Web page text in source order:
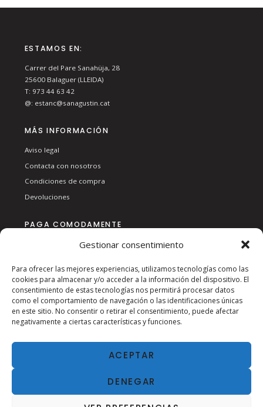
Gestionar consentimiento
Para ofrecer las mejores experiencias, utilizamos tecnologías como las
cookies para almacenar y/o acceder a la información del dispositivo. El
consentimiento de estas tecnologías nos permitirá procesar datos
como el comportamiento de navegación o las identificaciones únicas
en este sitio. No consentir o retirar el consentimiento, puede afectar
negativamente a ciertas características y funciones.
ACEPTAR
DENEGAR
ESTAMOS EN:
Carrer del Pare Sanahüja, 28
25600 Balaguer (LLEIDA)
T: 973 44 63 42
@: estanc@sanagustin.cat
MÁS INFORMACIÓN
Aviso legal
Contacta con nosotros
Condiciones de compra
Devoluciones
PAGA COMODAMENTE
SÍGUENOS EN RSS: